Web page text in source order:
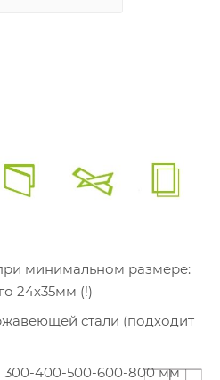
минимальном размере:
24х35мм (!)
стали (подходит
400-500-600-800 мм